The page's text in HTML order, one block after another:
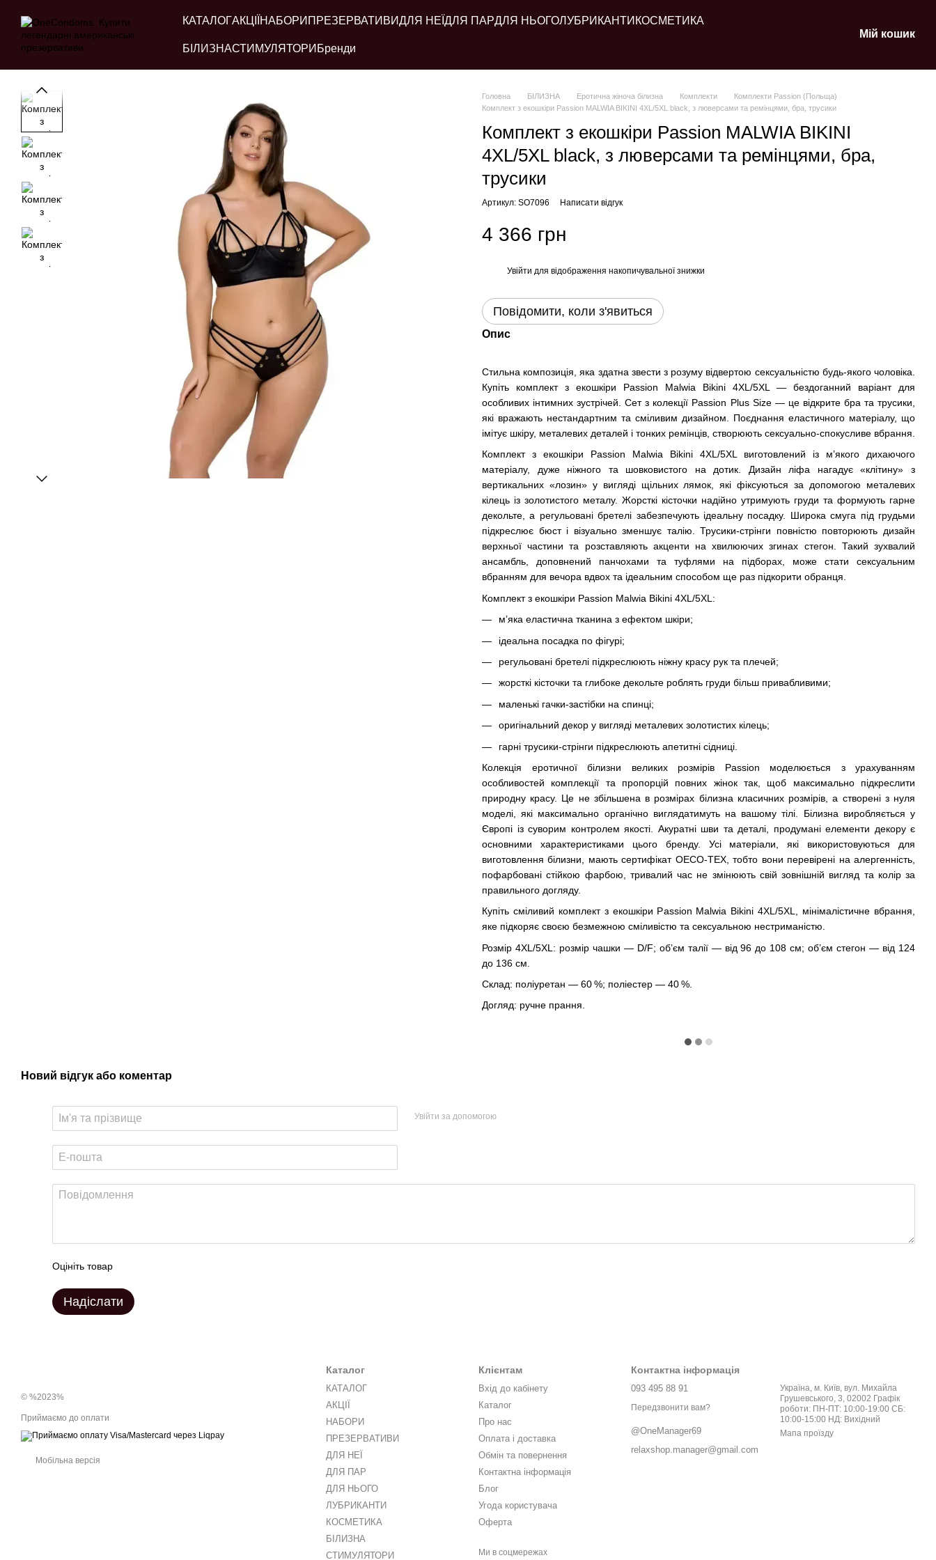
КАТАЛОГАКЦІЇ НАБОРИ ПРЕЗЕРВАТИВИДЛЯ НЕЇ ДЛЯ ПАРДЛЯ НЬОГОЛУБРИКАНТИ КОСМЕТИКА
БІЛИЗНАСТИМУЛЯТОРИ Бренди
Мій кошик
Головна БІЛИЗНА Еротична жіноча білизна Комплекти
Комплекти Passion (Польща)
Комплект з екошкіри Passion MALWIA BIKINI 4XL/5XL black, з люверсами та ремінцями, бра, трусики
Комплект з екошкіри Passion MALWIA BIKINI
4XL/5XL black, з люверсами та ремінцями, бра,
трусики
Артикул: SO7096 Написати відгук
4 366 грн
Увійти для відображення накопичувальної знижки
Повідомити, коли з'явиться
Опис
Стильна композиція, яка здатна звести з розуму відвертою сексуальністю будь-якого чоловіка.
Купіть комплект з екошкіри Passion Malwia Bikini 4XL/5XL — бездоганний варіант для
особливих інтимних зустрічей. Сет з колекції Passion Plus Size — це відкрите бра та трусики,
які вражають нестандартним та сміливим дизайном. Поєднання еластичного матеріалу, що
імітує шкіру, металевих деталей і тонких ремінців, створюють сексуально-спокусливе вбрання.
Комплект з екошкіри Passion Malwia Bikini 4XL/5XL виготовлений із м’якого дихаючого
матеріалу, дуже ніжного та шовковистого на дотик. Дизайн ліфа нагадує «клітину» з
вертикальних «лозин» у вигляді щільних лямок, які фіксуються за допомогою металевих
кілець із золотистого металу. Жорсткі кісточки надійно утримують груди та формують гарне
декольте, а регульовані бретелі забезпечують ідеальну посадку. Широка смуга під грудьми
підкреслює бюст і візуально зменшує талію. Трусики-стрінги повністю повторюють дизайн
верхньої частини та розставляють акценти на хвилюючих згинах стегон. Такий зухвалий
ансамбль, доповнений панчохами та туфлями на підборах, може стати сексуальним
вбранням для вечора вдвох та ідеальним способом ще раз підкорити обранця.
Комплект з екошкіри Passion Malwia Bikini 4XL/5XL:
м’яка еластична тканина з ефектом шкіри;
ідеальна посадка по фігурі;
регульовані бретелі підкреслюють ніжну красу рук та плечей;
жорсткі кісточки та глибоке декольте роблять груди більш привабливими;
маленькі гачки-застібки на спинці;
оригінальний декор у вигляді металевих золотистих кілець;
гарні трусики-стрінги підкреслюють апетитні сідниці.
Колекція еротичної білизни великих розмірів Passion моделюється з урахуванням
особливостей комплекції та пропорцій повних жінок так, щоб максимально підкреслити
природну красу. Це не збільшена в розмірах білизна класичних розмірів, а створені з нуля
моделі, які максимально органічно виглядатимуть на вашому тілі. Білизна виробляється у
Європі із суворим контролем якості. Акуратні шви та деталі, продумані елементи декору є
основними характеристиками цього бренду. Усі матеріали, які використовуються для
виготовлення білизни, мають сертифікат OECO-TEX, тобто вони перевірені на алергенність,
пофарбовані стійкою фарбою, тривалий час не змінюють свій зовнішній вигляд та колір за
правильного догляду.
Купіть сміливий комплект з екошкіри Passion Malwia Bikini 4XL/5XL, мінімалістичне вбрання,
яке підкоряє своєю безмежною сміливістю та сексуальною нестриманістю.
Розмір 4XL/5XL: розмір чашки — D/F; об’єм талії — від 96 до 108 см; об’єм стегон — від 124
до 136 см.
Склад: поліуретан — 60 %; поліестер — 40 %.
Догляд: ручне прання.
Новий відгук або коментар
Увійти за допомогою
Оцініть товар
Надіслати
© %2023%
Приймаємо до оплати
Мобільна версія
Каталог
КАТАЛОГ
АКЦІЇ
НАБОРИ
ПРЕЗЕРВАТИВИ
ДЛЯ НЕЇ
ДЛЯ ПАР
ДЛЯ НЬОГО
ЛУБРИКАНТИ
КОСМЕТИКА
БІЛИЗНА
СТИМУЛЯТОРИ
Клієнтам
Вхід до кабінету
Каталог
Про нас
Оплата і доставка
Обмін та повернення
Контактна інформація
Блог
Угода користувача
Оферта
Ми в соцмережах
Контактна інформація
093 495 88 91
Передзвонити вам?
@OneManager69
relaxshop.manager@gmail.com
Україна, м. Київ, вул. Михайла
Грушевського, 3, 02002 Графік
роботи: ПН-ПТ: 10:00-19:00 СБ:
10:00-15:00 НД: Вихідний
Мапа проїзду